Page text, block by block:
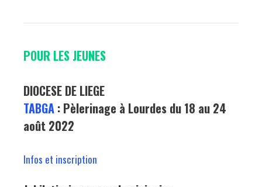
POUR LES JEUNES
DIOCESE DE LIEGE
TABGA : Pèlerinage à Lourdes du 18 au 24
août 2022
Infos et inscription